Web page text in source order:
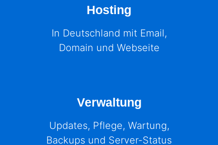
Hosting
In Deutschland mit Email,
Domain und Webseite
Verwaltung​
Updates, Pflege, Wartung,
Backups und Server-Status